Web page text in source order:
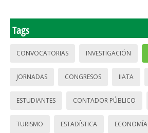
Tags
CONVOCATORIAS INVESTIGACIÓN
JORNADAS CONGRESOS IIATA
ESTUDIANTES CONTADOR PÚBLICO
TURISMO ESTADÍSTICA ECONOMÍA